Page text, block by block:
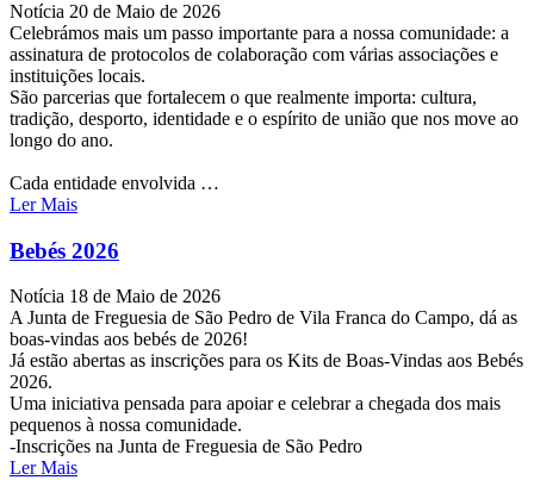
Notícia 20 de Maio de 2026
Celebrámos mais um passo importante para a nossa comunidade: a
assinatura de protocolos de colaboração com várias associações e
instituições locais.
São parcerias que fortalecem o que realmente importa: cultura,
tradição, desporto, identidade e o espírito de união que nos move ao
longo do ano.
Cada entidade envolvida …
Ler Mais
Bebés 2026
Notícia 18 de Maio de 2026
A Junta de Freguesia de São Pedro de Vila Franca do Campo, dá as
boas-vindas aos bebés de 2026!
Já estão abertas as inscrições para os Kits de Boas-Vindas aos Bebés
2026.
Uma iniciativa pensada para apoiar e celebrar a chegada dos mais
pequenos à nossa comunidade.
-Inscrições na Junta de Freguesia de São Pedro
Ler Mais